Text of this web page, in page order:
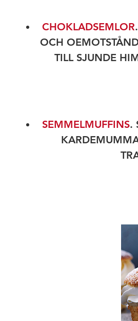
CHOKLADSEMLOR
OCH
TILL SJUNDE
SEMMELMUFFINS.